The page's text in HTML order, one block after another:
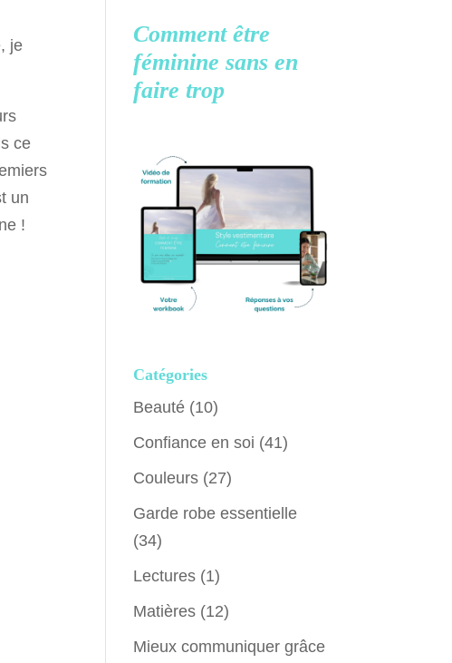
je
ce
un
!
Comment être
féminine sans en
faire trop
Catégories
Beauté (10)
Confiance en soi (41)
Couleurs (27)
Garde robe essentielle
(34)
Lectures (1)
Matières (12)
Mieux communiquer grâce